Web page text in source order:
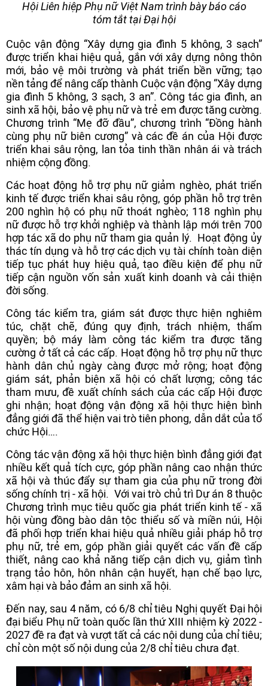
Hội Liên hiệp Phụ nữ Việt Nam trình bày báo cáo
tóm tắt tại Đại hội
Cuộc vận động “Xây dựng gia đình 5 không, 3 sạch”
được triển khai hiệu quả, gắn với xây dựng nông thôn
mới, bảo vệ môi trường và phát triển bền vững; tạo
nền tảng để nâng cấp thành Cuộc vận động “Xây dựng
gia đình 5 không, 3 sạch, 3 an”. Công tác gia đình, an
sinh xã hội, bảo vệ phụ nữ và trẻ em được tăng cường.
Chương trình “Mẹ đỡ đầu”, chương trình “Đồng hành
cùng phụ nữ biên cương” và các đề án của Hội được
triển khai sâu rộng, lan tỏa tinh thần nhân ái và trách
nhiệm cộng đồng.
Các hoạt động hỗ trợ phụ nữ giảm nghèo, phát triển
kinh tế được triển khai sâu rộng, góp phần hỗ trợ trên
200 nghìn hộ có phụ nữ thoát nghèo; 118 nghìn phụ
nữ được hỗ trợ khởi nghiệp và thành lập mới trên 700
hợp tác xã do phụ nữ tham gia quản lý. Hoạt động ủy
thác tín dụng và hỗ trợ các dịch vụ tài chính toàn diện
tiếp tục phát huy hiệu quả, tạo điều kiện để phụ nữ
tiếp cận nguồn vốn sản xuất kinh doanh và cải thiện
đời sống.
Công tác kiểm tra, giám sát được thực hiện nghiêm
túc, chặt chẽ, đúng quy định, trách nhiệm, thẩm
quyền; bộ máy làm công tác kiểm tra được tăng
cường ở tất cả các cấp. Hoạt động hỗ trợ phụ nữ thực
hành dân chủ ngày càng được mở rộng; hoạt động
giám sát, phản biện xã hội có chất lượng; công tác
tham mưu, đề xuất chính sách của các cấp Hội được
ghi nhận; hoạt động vận động xã hội thực hiện bình
đẳng giới đã thể hiện vai trò tiên phong, dẫn dắt của tổ
chức Hội….
Công tác vận động xã hội thực hiện bình đẳng giới đạt
nhiều kết quả tích cực, góp phần nâng cao nhận thức
xã hội và thúc đẩy sự tham gia của phụ nữ trong đời
sống chính trị - xã hội. Với vai trò chủ trì Dự án 8 thuộc
Chương trình mục tiêu quốc gia phát triển kinh tế - xã
hội vùng đồng bào dân tộc thiểu số và miền núi, Hội
đã phối hợp triển khai hiệu quả nhiều giải pháp hỗ trợ
phụ nữ, trẻ em, góp phần giải quyết các vấn đề cấp
thiết, nâng cao khả năng tiếp cận dịch vụ, giảm tình
trạng tảo hôn, hôn nhân cận huyết, hạn chế bạo lực,
xâm hại và bảo đảm an sinh xã hội.
Đến nay, sau 4 năm, có 6/8 chỉ tiêu Nghị quyết Đại hội
đại biểu Phụ nữ toàn quốc lần thứ XIII nhiệm kỳ 2022 -
2027 đề ra đạt và vượt tất cả các nội dung của chỉ tiêu;
chỉ còn một số nội dung của 2/8 chỉ tiêu chưa đạt.